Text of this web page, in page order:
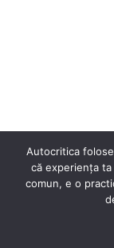
Autocritica
că experiența
comun, e o